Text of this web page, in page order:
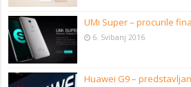
UMi Super – procurile
6. Svibanj 2016
Huawei G9 –